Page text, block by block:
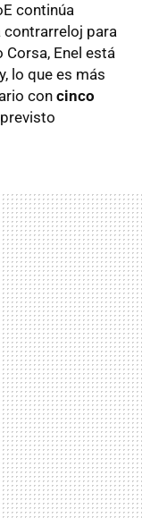
continúa
contrarreloj para
Corsa, Enel está
lo que es más
con cinco